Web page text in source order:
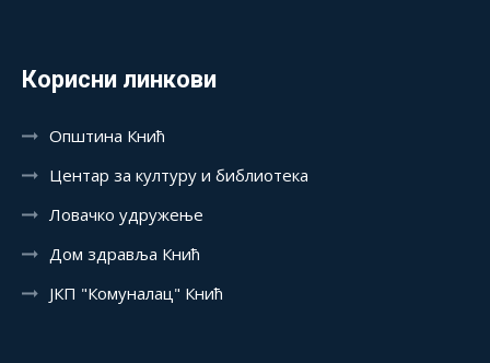
Корисни линкови
Општина Кнић
Центар за културу и библиотека
Ловачко удружење
Дом здравља Кнић
ЈКП "Комуналац" Кнић